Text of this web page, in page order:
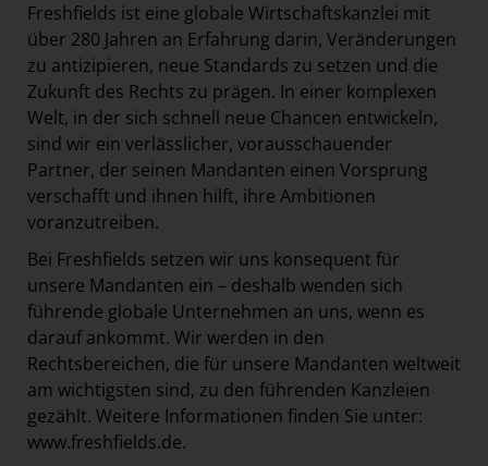
Freshfields ist eine globale Wirtschaftskanzlei mit
über 280 Jahren an Erfahrung darin, Veränderungen
zu antizipieren, neue Standards zu setzen und die
Zukunft des Rechts zu prägen. In einer komplexen
Welt, in der sich schnell neue Chancen entwickeln,
sind wir ein verlässlicher, vorausschauender
Partner, der seinen Mandanten einen Vorsprung
verschafft und ihnen hilft, ihre Ambitionen
voranzutreiben.
Bei Freshfields setzen wir uns konsequent für
unsere Mandanten ein – deshalb wenden sich
führende globale Unternehmen an uns, wenn es
darauf ankommt. Wir werden in den
Rechtsbereichen, die für unsere Mandanten weltweit
am wichtigsten sind, zu den führenden Kanzleien
gezählt. Weitere Informationen finden Sie unter:
www.freshfields.de.